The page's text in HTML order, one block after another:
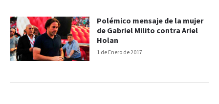
1 de Enero de 2017
Polémico mensaje de la mujer
de Gabriel Milito contra Ariel
Holan